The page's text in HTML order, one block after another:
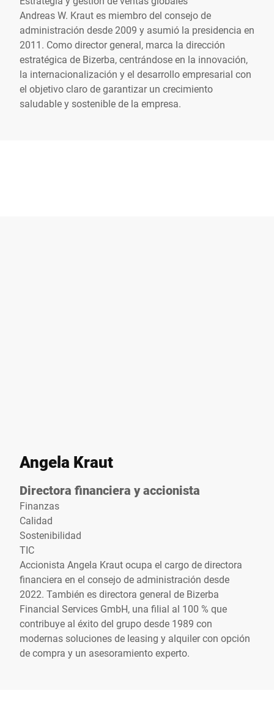
Andreas W. Kraut es miembro del consejo de
administración desde 2009 y asumió la presidencia en
2011. Como director general, marca la dirección
estratégica de Bizerba, centrándose en la innovación,
la internacionalización y el desarrollo empresarial con
el objetivo claro de garantizar un crecimiento
saludable y sostenible de la empresa.
Angela Kraut
Directora financiera y accionista
Finanzas
Calidad
Sostenibilidad
TIC
Accionista Angela Kraut ocupa el cargo de directora
financiera en el consejo de administración desde
2022. También es directora general de Bizerba
Financial Services GmbH, una filial al 100 % que
contribuye al éxito del grupo desde 1989 con
modernas soluciones de leasing y alquiler con opción
de compra y un asesoramiento experto.